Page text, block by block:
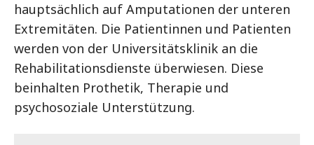
hauptsächlich auf Amputationen der unteren
Extremitäten. Die Patientinnen und Patienten
werden von der Universitätsklinik an die
Rehabilitationsdienste überwiesen. Diese
beinhalten Prothetik, Therapie und
psychosoziale Unterstützung.